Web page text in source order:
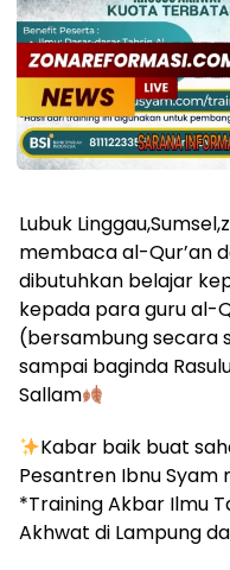
Lubuk
membaca al-Qur’an
dibutuhkan belajar
kepada para guru al-
(bersambung secara
sampai baginda
Sallam
Kabar baik buat
Pesantren Ibnu
*Training Akbar Ilmu
Akhwat di Lampung